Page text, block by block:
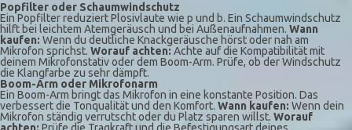
Popfilter oder Schaumwindschutz
Ein Popfilter reduziert Plosivlaute wie p und b. Ein Schaumwindschutz
hilft bei leichtem Atemgeräusch und bei Außenaufnahmen. Wann
kaufen: Wenn du deutliche Knackgeräusche hörst oder nah am
Mikrofon sprichst. Worauf achten: Achte auf die Kompatibilität mit
deinem Mikrofonstativ oder dem Boom-Arm. Prüfe, ob der Windschutz
die Klangfarbe zu sehr dämpft.
Boom-Arm oder Mikrofonarm
Ein Boom-Arm bringt das Mikrofon in eine konstante Position. Das
verbessert die Tonqualität und den Komfort. Wann kaufen: Wenn dein
Mikrofon ständig verrutscht oder du Platz sparen willst. Worauf